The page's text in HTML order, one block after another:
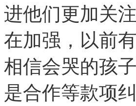
进他们更加关
在加强，以前
相信会哭的孩
是合作等款项